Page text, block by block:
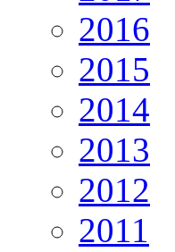
2016
2015
2014
2013
2012
2011